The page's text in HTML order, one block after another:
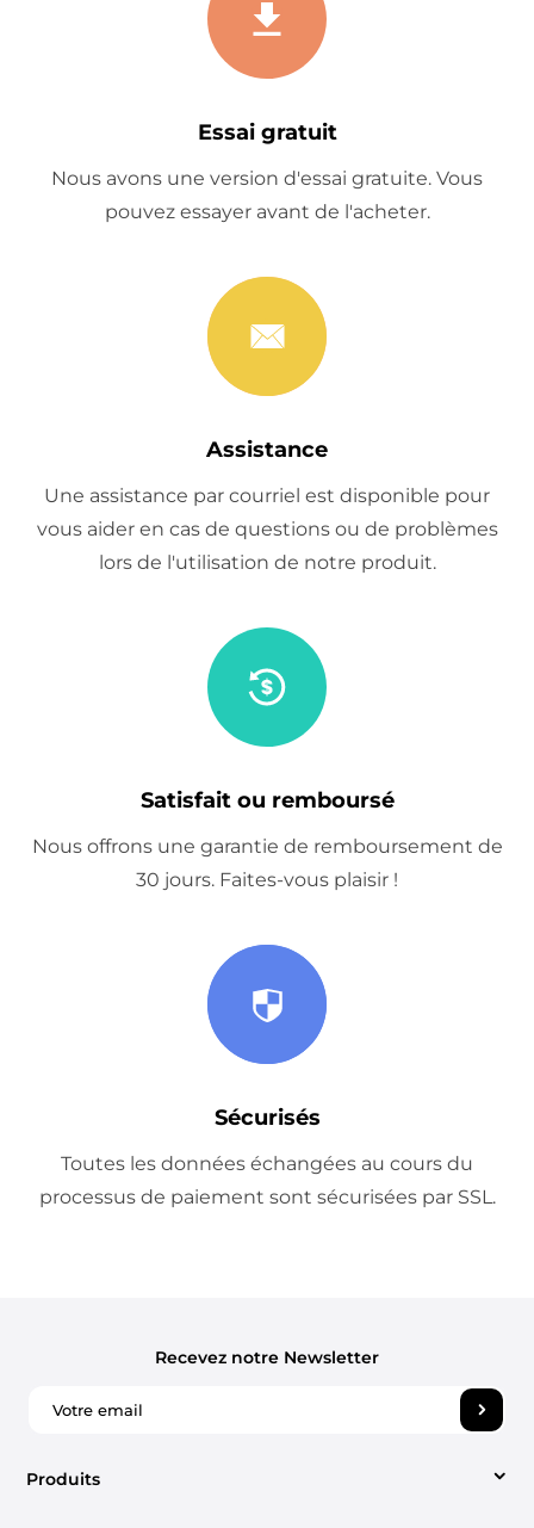
Essai gratuit
Nous avons une version d'essai gratuite. Vous
pouvez essayer avant de l'acheter.
Assistance
Une assistance par courriel est disponible pour
vous aider en cas de questions ou de problèmes
lors de l'utilisation de notre produit.
Satisfait ou remboursé
Nous offrons une garantie de remboursement de
30 jours. Faites-vous plaisir !
Sécurisés
Toutes les données échangées au cours du
processus de paiement sont sécurisées par SSL.
Produits
Recevez notre Newsletter